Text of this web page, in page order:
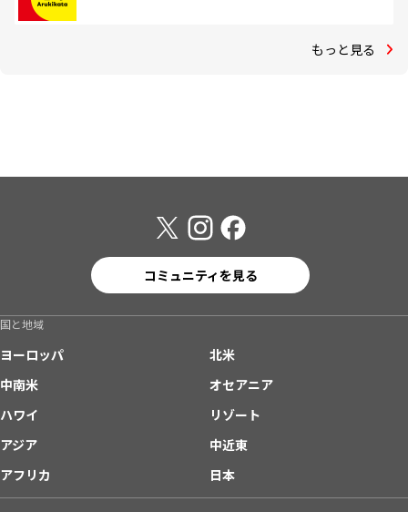
もっと見る
コミュニティを見る
国と地域
ヨーロッパ
北米
中南米
オセアニア
ハワイ
リゾート
アジア
中近東
アフリカ
日本